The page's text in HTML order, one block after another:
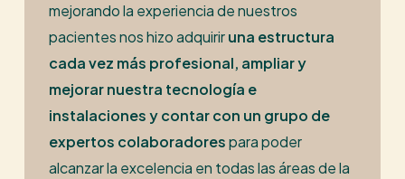
mejorando la experiencia de nuestros
pacientes nos hizo adquiriruna estructura
cada vez más profesional, ampliar y
mejorar nuestra tecnología e
instalaciones y contar con un grupo de
expertos colaboradorespara poder
alcanzar la excelencia en todas las áreas de la